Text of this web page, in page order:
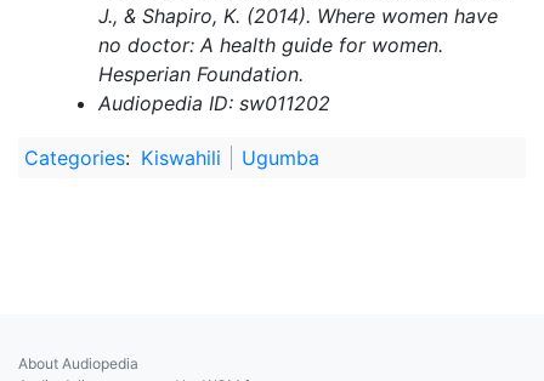
J., & Shapiro, K. (2014). Where women have
no doctor: A health guide for women.
Hesperian Foundation.
Audiopedia ID: sw011202
Categories: Kiswahili Ugumba
About Audiopedia